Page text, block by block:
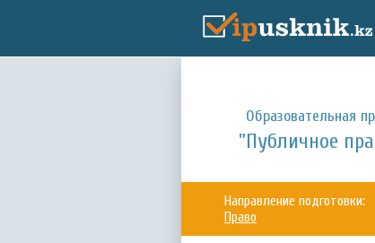
Образовательная
"Публичное
Направление подготовки:
Право